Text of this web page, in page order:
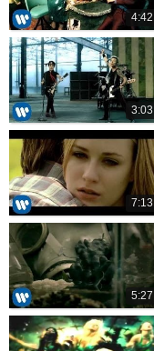
4:42
3:03
7:13
5:27